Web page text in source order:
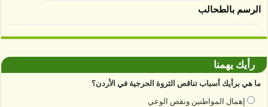
الرسم بالطحالب
رأيك يهمنا
ما هي برأيك أسباب تناقص الثروة الحرجية في الأردن؟
إهمال المواطنين ونقص الوعي